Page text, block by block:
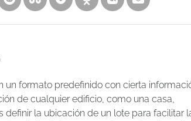
un formato predefinido con cierta
de cualquier edificio, como una casa,
la ubicación de un lote para facilitar